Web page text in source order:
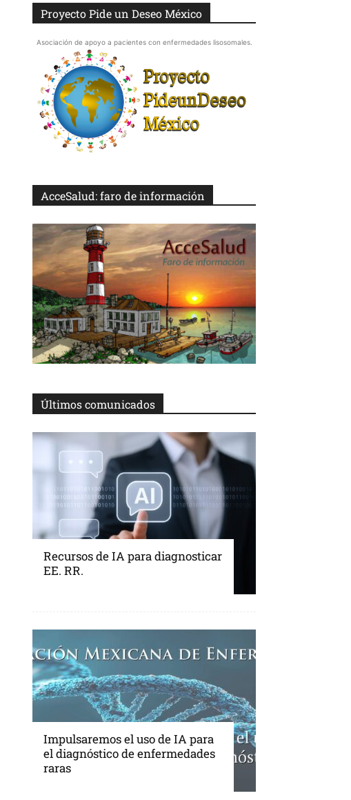
Proyecto Pide un Deseo México
Asociación de apoyo a pacientes con enfermedades lisosomales.
AcceSalud: faro de información
Últimos comunicados
Recursos de IA para diagnosticar
EE. RR.
Impulsaremos el uso de IA para
el diagnóstico de enfermedades
raras